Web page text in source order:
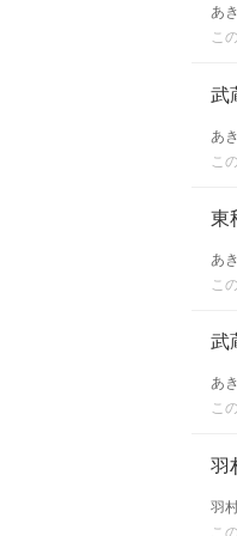
あ
こ
武
あ
こ
東
あ
こ
武
あ
こ
羽
羽
こ